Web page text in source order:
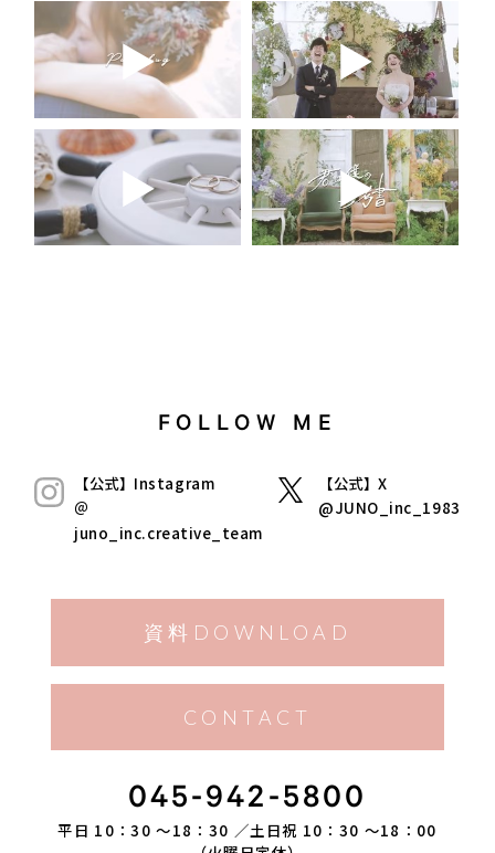
FOLLOW ME
【公式】Instagram
＠
juno_inc.creative_team
【公式】X
@JUNO_inc_1983
資料DOWNLOAD
CONTACT
045-942-5800
平日 10：30 ～18：30 ／土日祝 10：30 ～18：00